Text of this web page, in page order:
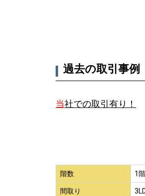
過去の取引事例
当社での取引有り！
階数 1階
間取り